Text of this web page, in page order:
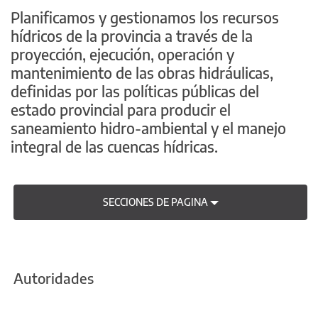
Planificamos y gestionamos los recursos
hídricos de la provincia a través de la
proyección, ejecución, operación y
mantenimiento de las obras hidráulicas,
definidas por las políticas públicas del
estado provincial para producir el
saneamiento hidro-ambiental y el manejo
integral de las cuencas hídricas.
SECCIONES DE PAGINA
Autoridades